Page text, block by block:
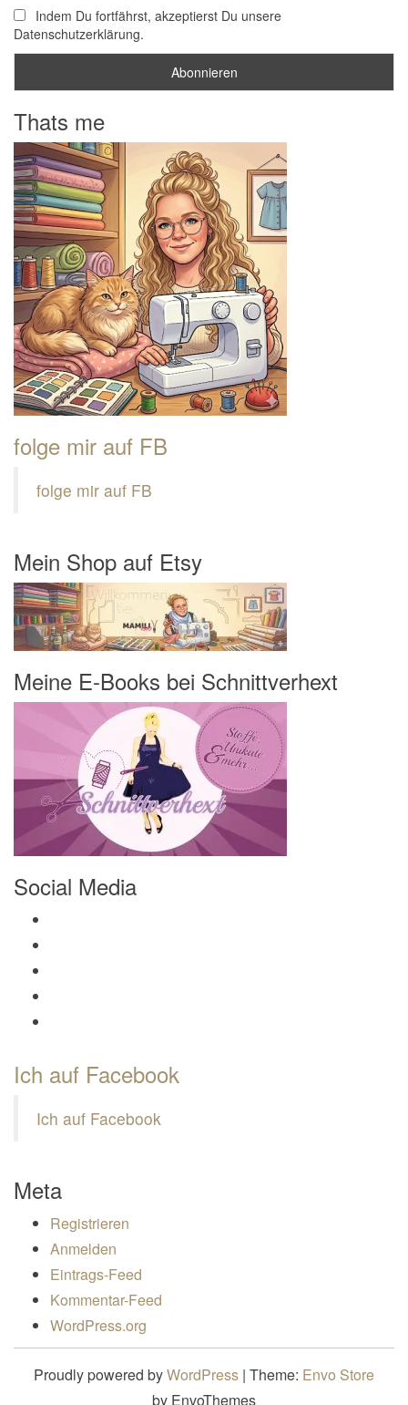
Indem Du fortfährst, akzeptierst Du unsere
Datenschutzerklärung.
Thats me
folge mir auf FB
folge mir auf FB
Mein Shop auf Etsy
Meine E-Books bei Schnittverhext
Social Media
Ich auf Facebook
Ich auf Facebook
Meta
Registrieren
Anmelden
Eintrags-Feed
Kommentar-Feed
WordPress.org
Proudly powered byWordPress | Theme: Envo Store
by EnvoThemes